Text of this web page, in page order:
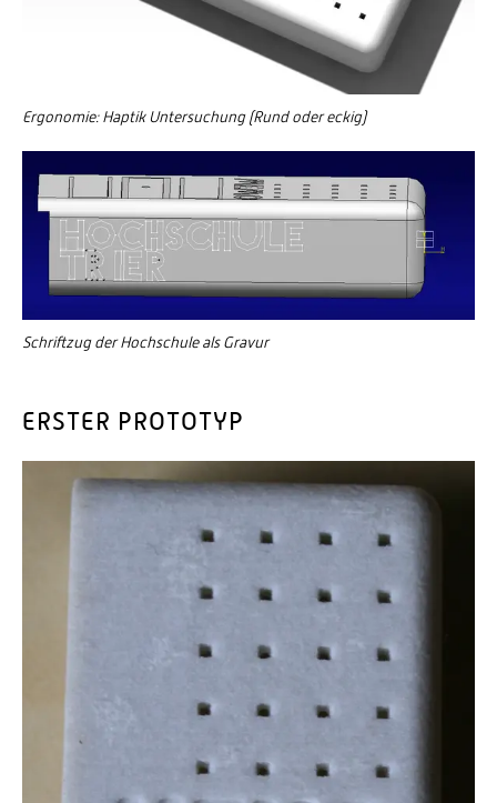
Ergonomie: Haptik Untersuchung (Rund oder eckig)
Schriftzug der Hochschule als Gravur
ERSTER PROTOTYP